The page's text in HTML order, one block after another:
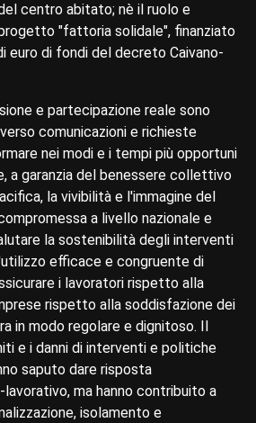
centro abitato; nè il ruolo e
"fattoria solidale", finanziato
euro di fondi del decreto Caivano-
e partecipazione reale sono
comunicazioni e richieste
nei modi e i tempi più opportuni
a garanzia del benessere collettivo
la vivibilità e l'immagine del
a livello nazionale e
la sostenibilità degli interventi
efficace e congruente di
i lavoratori rispetto alla
rispetto alla soddisfazione dei
in modo regolare e dignitoso. Il
e i danni di interventi e politiche
saputo dare risposta
ma hanno contribuito a
isolamento e